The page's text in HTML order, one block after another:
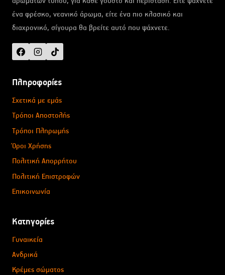
ένα φρέσκο, νεανικό άρωμα, είτε ένα πιο κλασικό και
διαχρονικό, σίγουρα θα βρείτε αυτό που ψάχνετε.
Πληροφορίες
Σχετικά με εμάς
Τρόποι Αποστολής
Τρόποι Πληρωμής
Όροι Χρήσης
Πολιτική Απορρήτου
Πολιτική Επιστροφών
Επικοινωνία
Κατηγορίες
Γυναικεία
Ανδρικά
Κρέμες σώματος